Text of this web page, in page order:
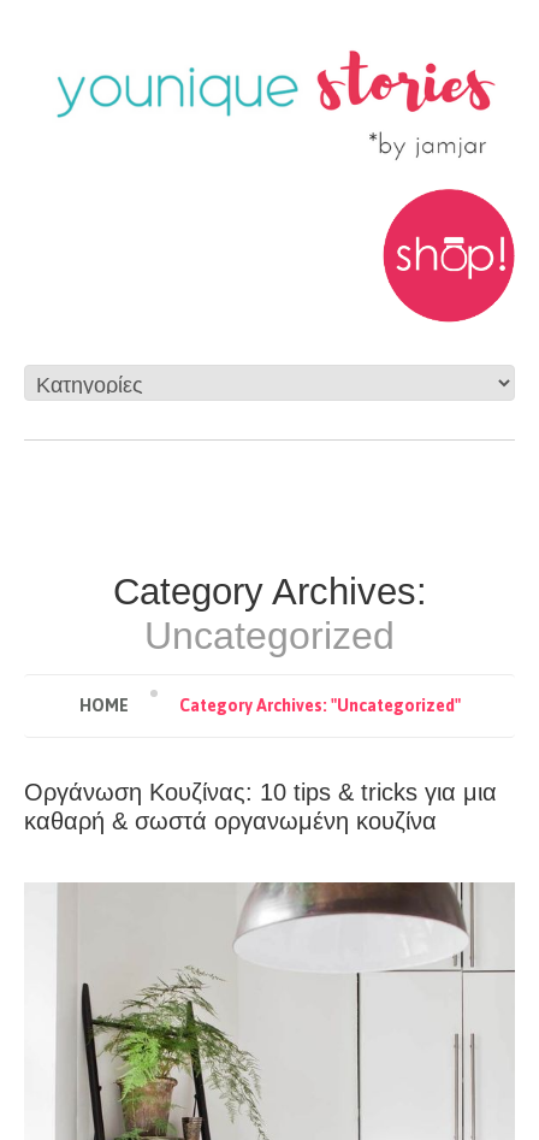
Category Archives:
Uncategorized
HOME Category Archives: "Uncategorized"
Οργάνωση Κουζίνας: 10 tips & tricks για μια
καθαρή & σωστά οργανωμένη κουζίνα